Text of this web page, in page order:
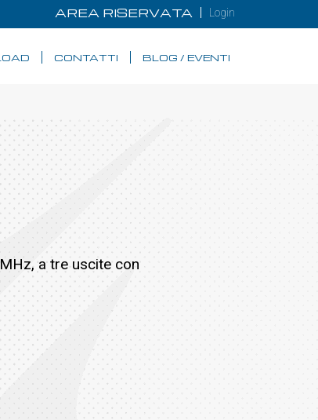
AREA RISERVATA Login
CONTATTI BLOG / EVENTI
a tre uscite con